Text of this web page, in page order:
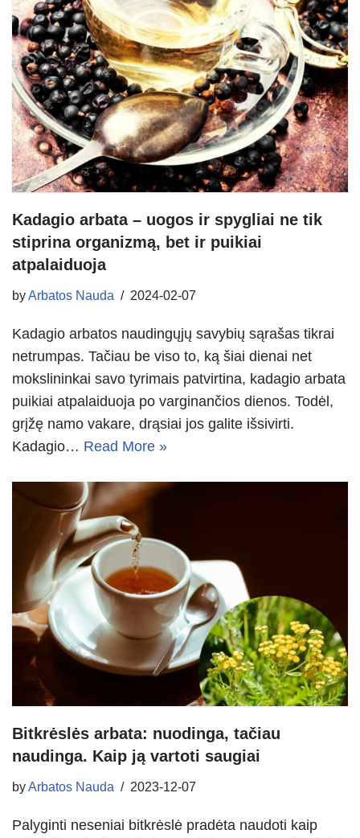
Kadagio arbata – uogos ir spygliai ne tik
stiprina organizmą, bet ir puikiai
atpalaiduoja
byArbatos Nauda 2024-02-07
Kadagio arbatos naudingųjų savybių sąrašas tikrai
netrumpas. Tačiau be viso to, ką šiai dienai net
mokslininkai savo tyrimais patvirtina, kadagio arbata
puikiai atpalaiduoja po varginančios dienos. Todėl,
grįžę namo vakare, drąsiai jos galite išsivirti.
Kadagio… Read More »
Bitkrėslės arbata: nuodinga, tačiau
naudinga. Kaip ją vartoti saugiai
byArbatos Nauda 2023-12-07
Palyginti neseniai bitkrėslė pradėta naudoti kaip